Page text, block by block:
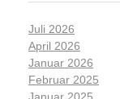
Juli 2026
April 2026
Januar 2026
Februar 2025
Januar 2025